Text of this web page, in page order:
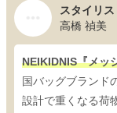
スタイリス
高橋 禎美
NEIKIDNIS『メッ
国バッグブランド
設計で重くなる荷